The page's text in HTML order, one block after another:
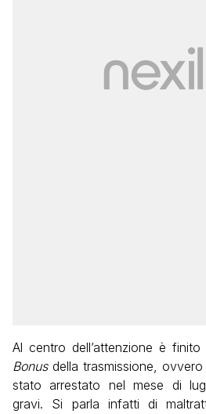
Al centro dell’attenzione è
Bonusdella trasmissione, ovvero
stato arrestato nel mese di
gravi. Si parla infatti di